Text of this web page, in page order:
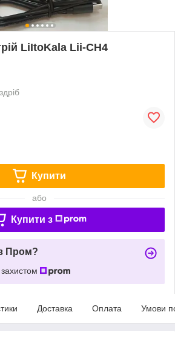
LiItoKala Lii-CH4
Купити
або
Купити з
Пром?
Доставка Оплата Умови